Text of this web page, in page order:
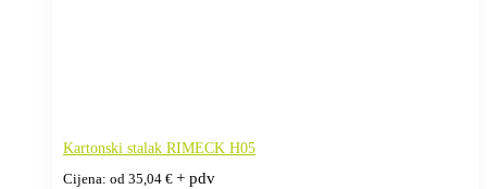
Kartonski stalak RIMECK H05
Cijena: od 35,04 € + pdv